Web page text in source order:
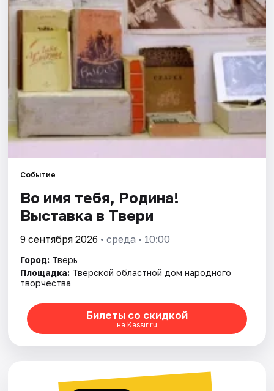
Рейтинги
Событие
Во имя тебя, Родина!
Выставка в Твери
9 сентября 2026 • среда • 10:00
Город: Тверь
Площадка: Тверской областной дом народного
творчества
Билеты со скидкой
на Kassir.ru